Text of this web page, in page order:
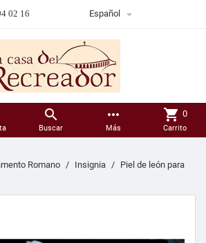
02 16 Español 

Buscar
more_horiz
Más
shopping_cart 0
Carrito
Romano Insignia
Piel de león para